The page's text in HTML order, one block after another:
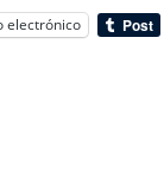
electrónico